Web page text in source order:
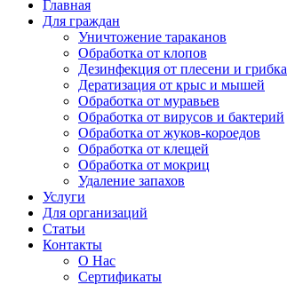
Главная
Для граждан
Уничтожение тараканов
Обработка от клопов
Дезинфекция от плесени и грибка
Дератизация от крыс и мышей
Обработка от муравьев
Обработка от вирусов и бактерий
Обработка от жуков-короедов
Обработка от клещей
Обработка от мокриц
Удаление запахов
Услуги
Для организаций
Статьи
Контакты
О Нас
Сертификаты